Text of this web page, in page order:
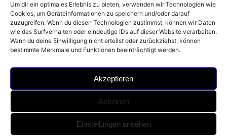
Um dir ein optimales Erlebnis zu bieten, verwenden wir Technologien wie
Cookies, um Geräteinformationen zu speichern und/oder darauf
zuzugreifen. Wenn du diesen Technologien zustimmst, können wir Daten
wie das Surfverhalten oder eindeutige IDs auf dieser Website verarbeiten.
Wenn du deine Einwilligung nicht erteilst oder zurückziehst, können
bestimmte Merkmale und Funktionen beeinträchtigt werden.
Akzeptieren
Ablehnen
Einstellungen ansehen
Tel: 0664 4407889
E
m
ai
l:
office@citycenter
wieselburg.at
Sonntag 8:00 Uhr
Newsletter
Impressum
Datenschutzerklär
ung
Hausordnung
Bankomat
Gratis W-LAN
E-Tankstellen
2026
City Center Wieselburg -
Umsetzung: BrainStorm